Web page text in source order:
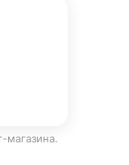
магазина.